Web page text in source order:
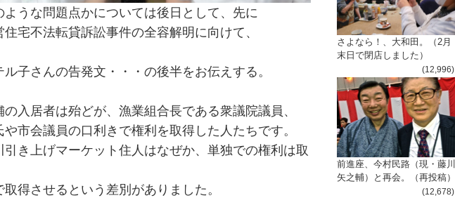
ような問題点かについては後日として、先に
住宅不法転貸訴訟事件の全容解明に向けて、
ル子さんの告発文・・・の後半をお伝えする。
の入居者は殆どが、漁業組合長である衆議院議員、
や市会議員の口利きで権利を取得した人たちです。
引き上げマーケット住人はなぜか、単独での権利は取
取得させるという差別がありました。
さよなら！、大和田。（2月
末日で閉店しました）
(12,996)
前進座、今村民路（現・藤川
矢之輔）と再会。（再投稿）
(12,678)